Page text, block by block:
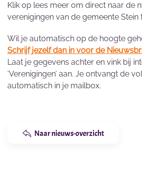
Klik op lees meer om direct naar de
verenigingen van de gemeente Stein
Wil je automatisch op de hoogte
Schrijf jezelf dan in voor de
Laat je gegevens achter en vink bij
‘Verenigingen’ aan. Je ontvangt de
automatisch in je mailbox.
Naar nieuws-overzicht